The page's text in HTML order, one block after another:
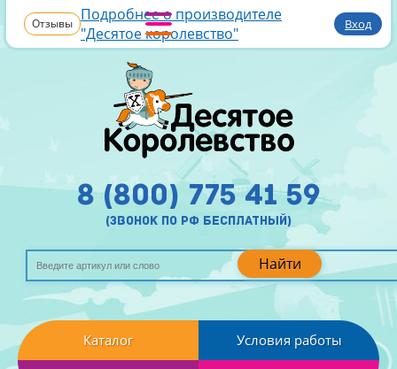
Отзывы Подробнее о производителе
"Десятое королевство"
Вход
Найти
8 (800) 775 41 59
(звонок по рф бесплатный)
Каталог Условия работы